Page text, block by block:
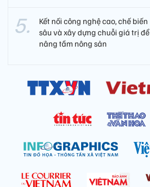
Kết nối công nghệ cao, chế biến
sâu và xây dựng chuỗi giá trị để
nâng tầm nông sản